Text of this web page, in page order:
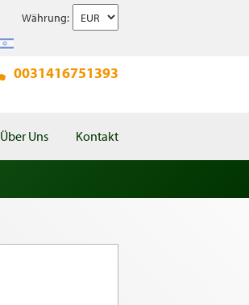
Währung:
0031416751393
Über Uns Kontakt